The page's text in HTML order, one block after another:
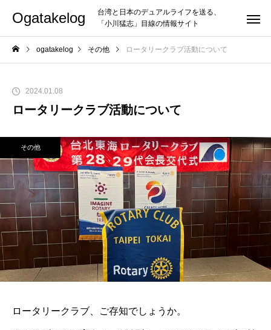
Ogatakelog
台湾と日本のデュアルライフを送る、
「小川猛志」目線の情報サイト
ogatakelog その他 ロータリークラブ活動について
2024.01.08
ロータリークラブ活動について
その他
ロータリークラブ、ご存知でしょうか。